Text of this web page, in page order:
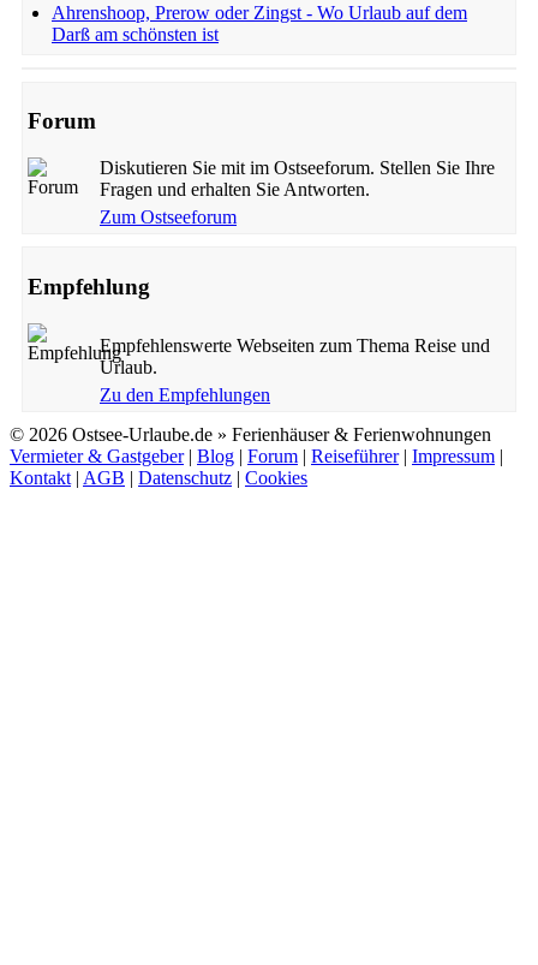
Ahrenshoop, Prerow oder Zingst - Wo Urlaub auf dem
Darß am schönsten ist
Forum
Diskutieren Sie mit im Ostseeforum. Stellen Sie Ihre
Fragen und erhalten Sie Antworten.
Zum Ostseeforum
Empfehlung
Empfehlenswerte Webseiten zum Thema Reise und
Urlaub.
Zu den Empfehlungen
© 2026 Ostsee-Urlaube.de » Ferienhäuser & Ferienwohnungen
Vermieter & Gastgeber| Blog | Forum | Reiseführer| Impressum |
Kontakt | AGB | Datenschutz | Cookies